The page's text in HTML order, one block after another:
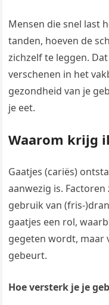
Mensen die snel last
tanden, hoeven de
zichzelf te leggen.
verschenen in het
gezondheid van je
je eet.
Waarom krijg
Gaatjes (cariës)
aanwezig is.
gebruik van (fris-
gaatjes een rol,
gegeten wordt, maar
gebeurt.
Hoe versterk je je